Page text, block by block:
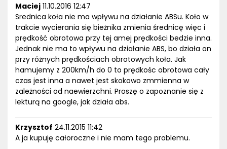
Maciej 11.10.2016 12:47
Srednica koła nie ma wpływu na działanie ABSu. Koło w
trakcie wycierania się bieżnika zmienia średnicę więc i
prędkość obrotowa przy tej amej prędkości bedzie inna.
Jednak nie ma to wpływu na działanie ABS, bo działa on
przy różnych prędkościach obrotowych koła. Jak
hamujemy z 200km/h do 0 to prędkośc obrotowa cały
czas jest inna a nawet jest skokowo zmmienna w
zależności od naewierzchni. Proszę o zapoznanie się z
lekturą na google, jak działa abs.
Krzysztof 24.11.2015 11:42
A ja kupuję całoroczne i nie mam tego problemu.